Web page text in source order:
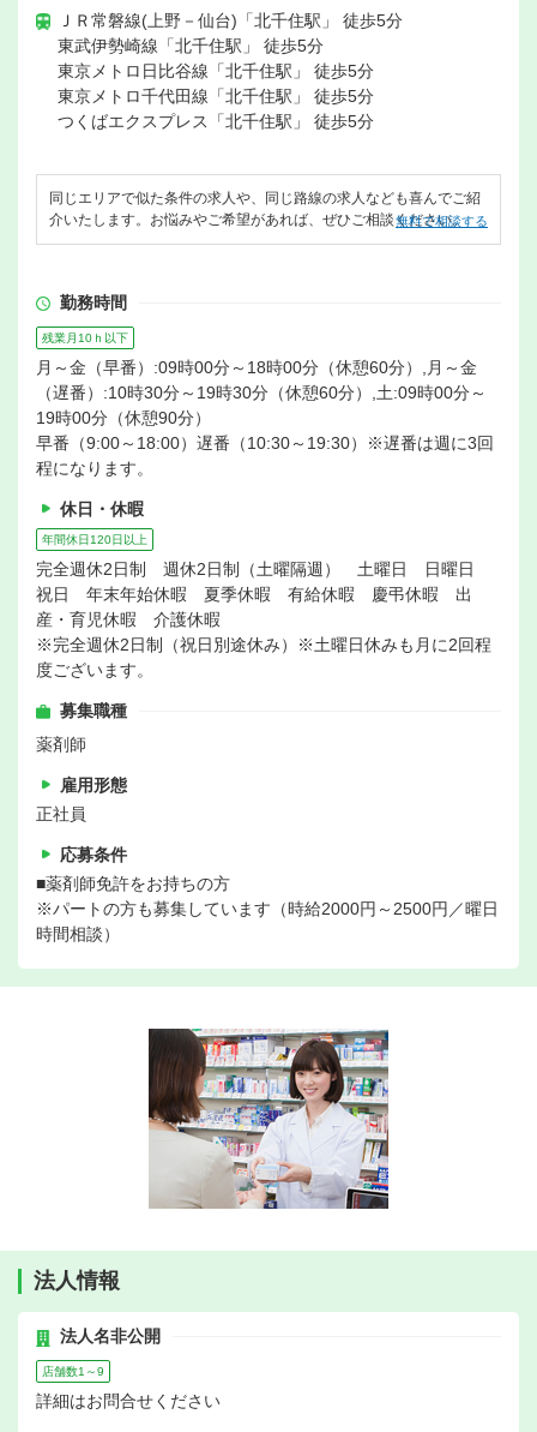
ＪＲ常磐線(上野－仙台)「北千住駅」 徒歩5分
東武伊勢崎線「北千住駅」 徒歩5分
東京メトロ日比谷線「北千住駅」 徒歩5分
東京メトロ千代田線「北千住駅」 徒歩5分
つくばエクスプレス「北千住駅」 徒歩5分
同じエリアで似た条件の求人や、同じ路線の求人なども喜んでご紹
介いたします。お悩みやご希望があれば、ぜひご相談ください。
無料で相談する
勤務時間
残業月10ｈ以下
月～金（早番）:09時00分～18時00分（休憩60分）,月～金
（遅番）:10時30分～19時30分（休憩60分）,土:09時00分～
19時00分（休憩90分）
早番（9:00～18:00）遅番（10:30～19:30）※遅番は週に3回
程になります。
休日・休暇
年間休日120日以上
完全週休2日制 週休2日制（土曜隔週） 土曜日 日曜日
祝日 年末年始休暇 夏季休暇 有給休暇 慶弔休暇 出
産・育児休暇 介護休暇
※完全週休2日制（祝日別途休み）※土曜日休みも月に2回程
度ございます。
募集職種
薬剤師
雇用形態
正社員
応募条件
■薬剤師免許をお持ちの方
※パートの方も募集しています（時給2000円～2500円／曜日
時間相談）
法人情報
法人名非公開
店舗数1～9
詳細はお問合せください